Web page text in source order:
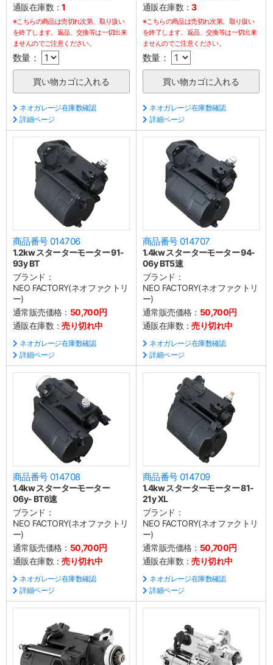
通販在庫数：1
※こちらの商品は売切れ次第、取り扱い
を終了します。返品、交換等は一切出来
ませんのでご注意ください。
数量：
ネオガレージ在庫数確認
詳細ページ
通販在庫数：3
※こちらの商品は売切れ次第、取り扱い
を終了します。返品、交換等は一切出来
ませんのでご注意ください。
数量：
ネオガレージ在庫数確認
詳細ページ
商品番号 014706
1.2kw スターターモーター 91-
93y BT
ブランド：
NEO FACTORY(ネオファクトリ
ー)
通常販売価格： 50,700円
通販在庫数：売り切れ中
ネオガレージ在庫数確認
詳細ページ
商品番号 014707
1.4kw スターターモーター 94-
06y BT5速
ブランド：
NEO FACTORY(ネオファクトリ
ー)
通常販売価格： 50,700円
通販在庫数：売り切れ中
ネオガレージ在庫数確認
詳細ページ
商品番号 014708
1.4kw スターターモーター
06y- BT6速
ブランド：
NEO FACTORY(ネオファクトリ
ー)
通常販売価格： 50,700円
通販在庫数：売り切れ中
ネオガレージ在庫数確認
詳細ページ
商品番号 014709
1.4kw スターターモーター 81-
21y XL
ブランド：
NEO FACTORY(ネオファクトリ
ー)
通常販売価格： 50,700円
通販在庫数：売り切れ中
ネオガレージ在庫数確認
詳細ページ